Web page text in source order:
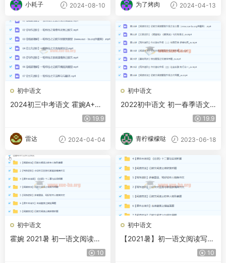
小耗子 2024-08-10 为了烤肉 2024-04-13
初中语文
2024初三中考语文 霍婉A+秋
19.9
雷达 2024-04-04
初中语文
2022初中语文 初一春季语文
全国版S加 霍婉【完结】
19.9
青柠檬檬哒 2023-06-18
初中语文
霍婉 2021暑 初一语文阅读写
10
初中语文
【2021暑】初一语文阅读写作
10